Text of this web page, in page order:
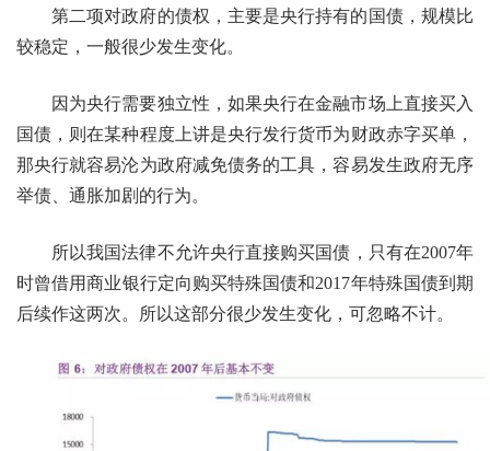
第二项对政府的债权，主要是央行持有的国债，规模比
较稳定，一般很少发生变化。
因为央行需要独立性，如果央行在金融市场上直接买入
国债，则在某种程度上讲是央行发行货币为财政赤字买单，
那央行就容易沦为政府减免债务的工具，容易发生政府无序
举债、通胀加剧的行为。
所以我国法律不允许央行直接购买国债，只有在2007年
时曾借用商业银行定向购买特殊国债和2017年特殊国债到期
后续作这两次。所以这部分很少发生变化，可忽略不计。